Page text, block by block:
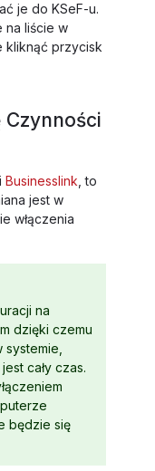
je do KSeF-u.
na liście w
kliknąć przycisk
Czynności
Businesslink , to
jest w
włączenia
na
dzięki czemu
systemie,
cały czas.
będzie się